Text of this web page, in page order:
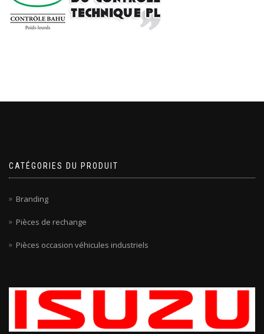
CATÉGORIES DU PRODUIT
Branding
Pièces de rechange
Pièces occasion véhicules industriels